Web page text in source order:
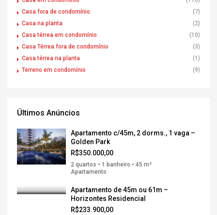
Casa fora de condomínio
(7)
Casa na planta
(2)
Casa térrea em condomínio
(10)
Casa Térrea fora de condomínio
(3)
Casa térrea na planta
(1)
Terreno em condomínio
(9)
Últimos Anúncios
Apartamento c/45m, 2 dorms., 1 vaga –
Golden Park
R$350.000,00
2 quartos • 1 banheiro • 45 m²
Apartamento
Apartamento de 45m ou 61m –
Horizontes Residencial
R$233.900,00